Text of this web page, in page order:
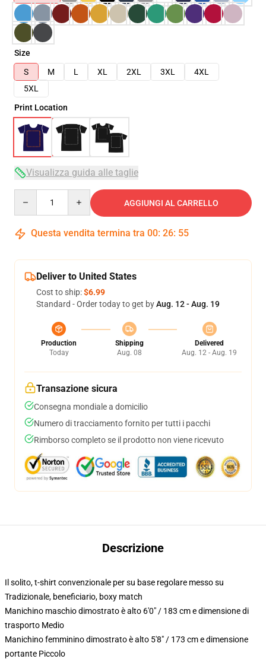
Size
S
M L XL 2XL 3XL
4XL
5XL
Print Location
Visualizza guida alle taglie
AGGIUNGI AL CARRELLO
Questa vendita termina tra 00: 26: 54
Deliver to United States
Cost to ship:$6.99
Standard - Order today to get byAug. 12 - Aug. 19
Production
Today
Shipping
Aug. 08
Delivered
Aug. 12 - Aug. 19
Transazione sicura
Consegna mondiale a domicilio
Numero di tracciamento fornito per tutti i pacchi
Rimborso completo se il prodotto non viene ricevuto
Descrizione
Il solito, t-shirt convenzionale per su base regolare messo su
Tradizionale, beneficiario, boxy match
Manichino maschio dimostrato è alto 6'0" / 183 cm e dimensione di
trasporto Medio
Manichino femminino dimostrato è alto 5'8" / 173 cm e dimensione
portante Piccolo